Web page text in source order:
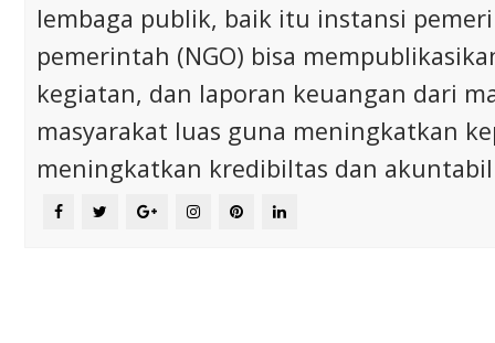
lembaga publik, baik itu instansi
pemerintah (NGO) bisa
kegiatan, dan laporan keuangan dari
masyarakat luas guna meningkatkan
meningkatkan kredibiltas dan